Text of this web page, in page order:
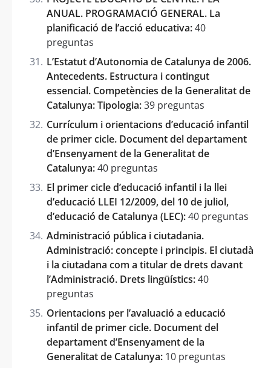
ANUAL. PROGRAMACIÓ GENERAL. La
planificació de l’acció educativa:40
preguntas
L’Estatut d’Autonomia de Catalunya de 2006.
Antecedents. Estructura i contingut
essencial. Competències de la Generalitat de
Catalunya: Tipologia:39 preguntas
Currículum i orientacions d’educació infantil
de primer cicle. Document del departament
d’Ensenyament de la Generalitat de
Catalunya:40 preguntas
El primer cicle d’educació infantil i la llei
d’educació LLEI 12/2009, del 10 de juliol,
d’educació de Catalunya (LEC):40 preguntas
Administració pública i ciutadania.
Administració: concepte i principis. El ciutadà
i la ciutadana com a titular de drets davant
l’Administració. Drets lingüístics:40
preguntas
Orientacions per l’avaluació a educació
infantil de primer cicle. Document del
departament d’Ensenyament de la
Generalitat de Catalunya: 10 preguntas